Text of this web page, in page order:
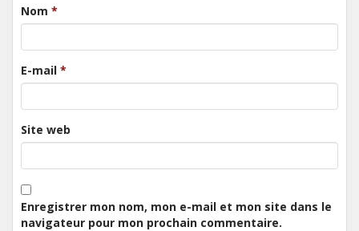
Nom *
E-mail *
Site web
Enregistrer mon nom, mon e-mail et mon site dans le
navigateur pour mon prochain commentaire.